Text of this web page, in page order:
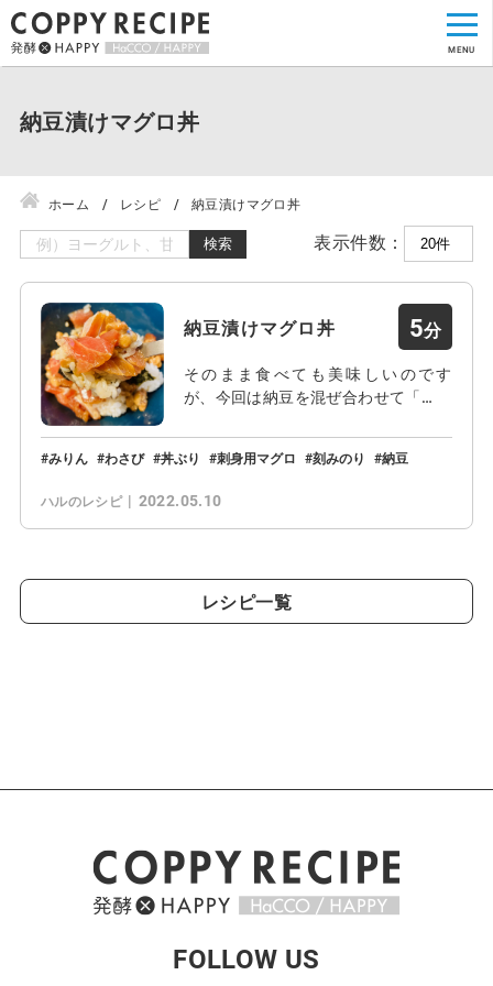
納豆漬けマグロ丼
ホーム レシピ 納豆漬けマグロ丼
検索 表示件数：
納豆漬けマグロ丼 5
そのまま食べても美味しいのです
が、今回は納豆を混ぜ合わせて「…
みりん わさび 丼ぶり 刺身用マグロ 刻みのり 納豆
ハルのレシピ 2022.05.10
レシピ一覧
FOLLOW US